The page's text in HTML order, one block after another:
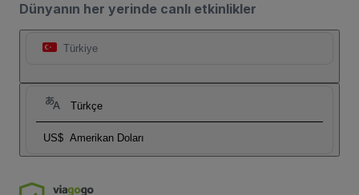
Dünyanın her yerinde canlı etkinlikler
Türkiye
Türkçe
US$ Amerikan Doları